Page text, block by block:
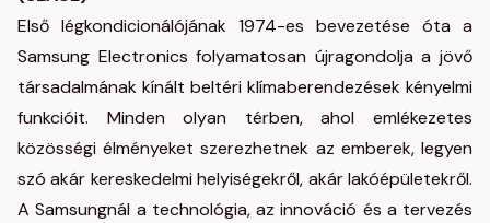
Első légkondicionálójának 1974-es bevezetése óta a
Samsung Electronics folyamatosan újragondolja a jövő
társadalmának kínált beltéri klímaberendezések kényelmi
funkcióit. Minden olyan térben, ahol emlékezetes
közösségi élményeket szerezhetnek az emberek, legyen
szó akár kereskedelmi helyiségekről, akár lakóépületekről.
A Samsungnál a technológia, az innováció és a tervezés